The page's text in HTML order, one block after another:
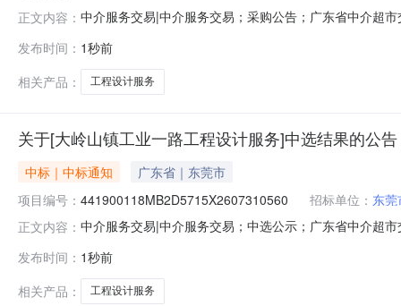
正文内容： 中介服务交易|中介服务交易；采购公告；广东省中介超
介服务的行业管理规定遵循平等、自愿、公平和诚实信
律法规、项目所在地政
发布时间： 1秒前
相关产品：
工程设计服务
关于[大岭山镇工业一路工程设计服务]中选结果的公告
中标｜中标通知
广东省｜东莞市
项目编号： 441900118MB2D5715X2607310560 招标单位： 东
正文内容： 中介服务交易|中介服务交易；中选公示；广东省中介超
设计收费标准（2002版），下浮不低于41.5%选取中介
发布时间： 1秒前
相关产品：
工程设计服务